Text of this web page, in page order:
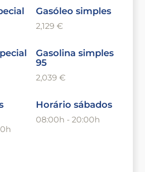
Gasóleo simples
2,129 €
Gasolina simples
95
2,039 €
Horário sábados
08:00h - 20:00h